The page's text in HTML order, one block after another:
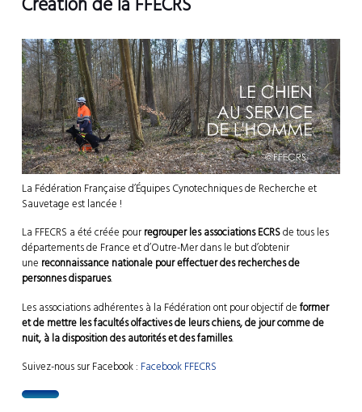
Création de la FFECRS
La Fédération Française d’Équipes Cynotechniques de Recherche et
Sauvetage est lancée !
La FFECRS a été créée pourregrouper les associations ECRSde tous les
départements de France et d’Outre-Mer dans le but d’obtenir
une reconnaissance nationale pour effectuer des recherches de
personnes disparues.
Les associations adhérentes à la Fédération ont pour objectif deformer
et de mettre les facultés olfactives de leurs chiens, de jour comme de
nuit, à la disposition des autorités et des familles.
Suivez-nous sur Facebook : Facebook FFECRS